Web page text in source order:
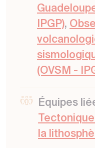
IPGP),
(OVSM -
Équipes
la